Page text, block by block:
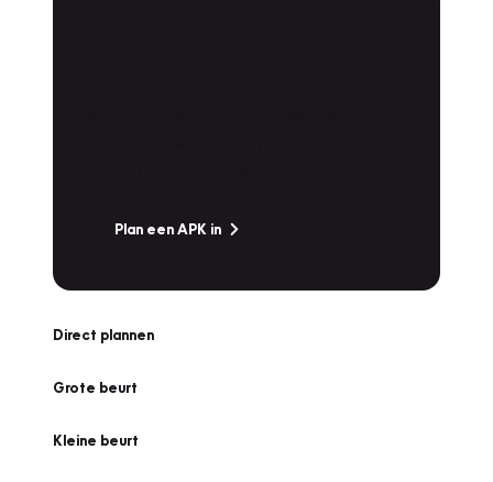
Plan een APK in
Direct plannen
Grote beurt
Kleine beurt